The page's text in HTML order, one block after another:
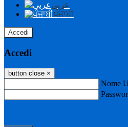
عربى
ਪੰਜਾਬੀ
Accedi
Accedi
button close ×
Nome